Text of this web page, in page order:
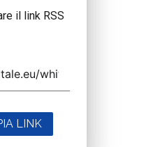
il link RSS
LINK